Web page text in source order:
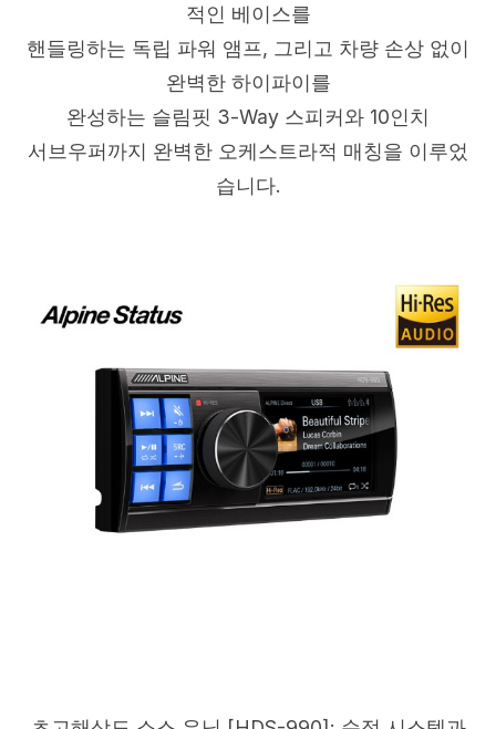
적인 베이스를
핸들링하는 독립 파워 앰프, 그리고 차량 손상 없이
완벽한 하이파이를
완성하는 슬림핏 3-Way 스피커와 10인치
서브우퍼까지 완벽한 오케스트라적 매칭을 이루었
습니다.